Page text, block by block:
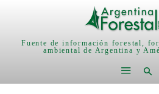
Fuente de información forestal,
ambiental de Argentina y